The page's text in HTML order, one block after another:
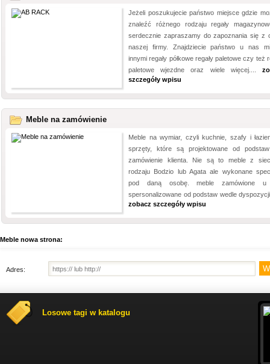
Jeżeli poszukujecie państwo miejsce gdzie
znaleźć różnego rodzaju regały
serdecznie zapraszamy do zapoznania się z
naszej firmy. Znajdziecie państwo u nas
innymi regały półkowe regały paletowe czy też
paletowe wjezdne oraz wiele więcej....
szczegóły wpisu
Meble na zamówienie
Meble na wymiar, czyli kuchnie, szafy i
sprzęty, które są projektowane od
zamówienie klienta. Nie są to meble z
rodzaju Bodzio lub Agata ale wykonane
pod daną osobę. meble zamówione
spersonalizowane od podstaw wedle
zobacz szczegóły wpisu
Meble nowa strona:
Adres:
Losowe tagi w katalogu